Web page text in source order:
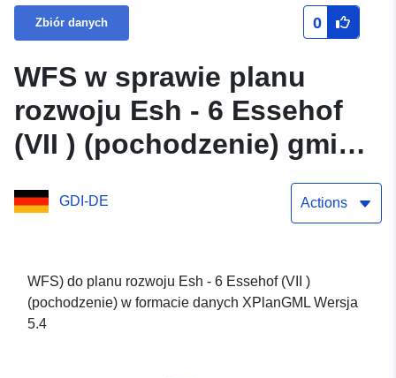
Zbiór danych 0
WFS w sprawie planu
rozwoju Esh - 6 Essehof
(VII ) (pochodzenie) gminy
GDI-DE Actions
WFS) do planu rozwoju Esh - 6 Essehof (VII )
(pochodzenie) w formacie danych XPlanGML Wersja
5.4